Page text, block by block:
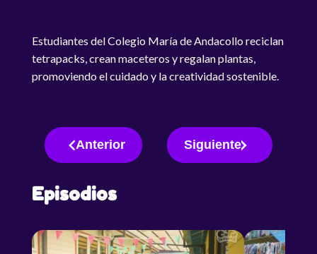
Estudiantes del Colegio María de Andacollo reciclan
tetrapacks, crean maceteros y regalan plantas,
promoviendo el cuidado y la creatividad sostenible.
Anterior Siguiente
Episodios